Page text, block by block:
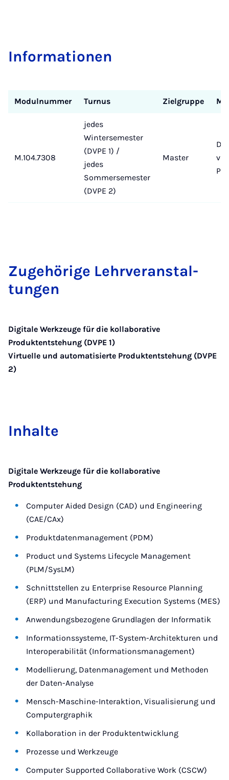
In­for­ma­ti­o­nen
Modulnummer Turnus Zielgruppe
M.104.7308
jedes
Wintersemester
(DVPE 1) /
jedes
Sommersemester
(DVPE 2)
Master
Zu­ge­hö­ri­ge Lehr­ver­an­stal­
tun­gen
Digitale Werkzeuge für die kollaborative
Produktentstehung (DVPE 1)
Virtuelle und automatisierte Produktentstehung (DVPE
2)
In­hal­te
Digitale Werkzeuge für die kollaborative
Produktentstehung
Computer Aided Design (CAD) und Engineering
(CAE/CAx)
Produktdatenmanagement (PDM)
Product und Systems Lifecycle Management
(PLM/SysLM)
Schnittstellen zu Enterprise Resource Planning
(ERP) und Manufacturing Execution Systems (MES)
Anwendungsbezogene Grundlagen der Informatik
Informationssysteme, IT-System-Architekturen und
Interoperabilität (Informationsmanagement)
Modellierung, Datenmanagement und Methoden
der Daten-Analyse
Mensch-Maschine-Interaktion, Visualisierung und
Computergraphik
Kollaboration in der Produktentwicklung
Prozesse und Werkzeuge
Computer Supported Collaborative Work (CSCW)